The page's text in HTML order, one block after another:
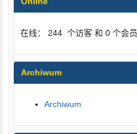
在线： 244 个访客 和 0 个会员
Archiwum
Archiwum